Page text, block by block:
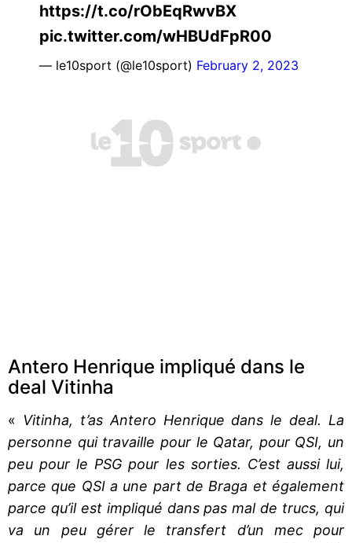
https://t.co/rObEqRwvBX
pic.twitter.com/wHBUdFpR00
— le10sport (@le10sport) February 2, 2023
Antero Henrique impliqué dans le
deal Vitinha
« Vitinha, t’as Antero Henrique dans le deal. La
personne qui travaille pour le Qatar, pour QSI, un
peu pour le PSG pour les sorties. C’est aussi lui,
parce que QSI a une part de Braga et également
parce qu’il est impliqué dans pas mal de trucs, qui
va un peu gérer le transfert d’un mec pour